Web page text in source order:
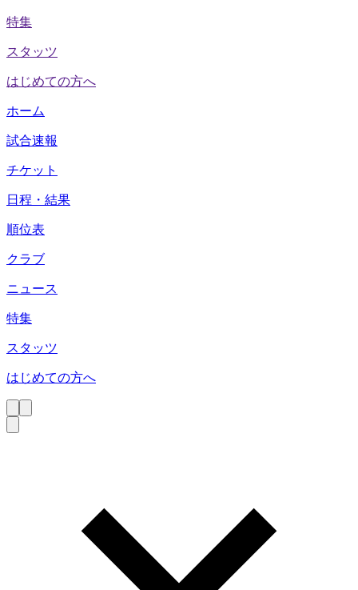
特集
スタッツ
はじめての方へ
ホーム
試合速報
チケット
日程・結果
順位表
クラブ
ニュース
特集
スタッツ
はじめての方へ